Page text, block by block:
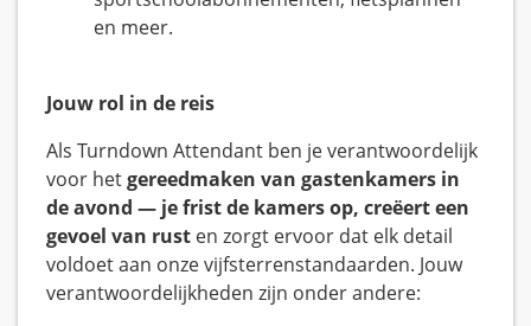
en meer.
Jouw rol in de reis
Als Turndown Attendant ben je verantwoordelijk
voor hetgereedmaken van gastenkamers in
de avond — je frist de kamers op, creëert een
gevoel van rust en zorgt ervoor dat elk detail
voldoet aan onze vijfsterrenstandaarden. Jouw
verantwoordelijkheden zijn onder andere: